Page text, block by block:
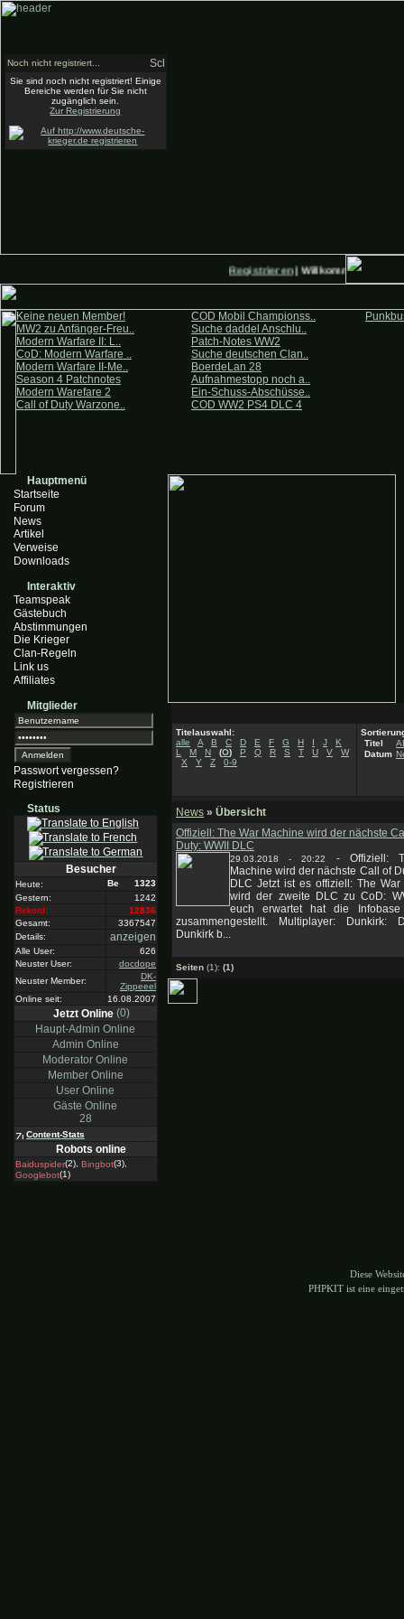
Registrieren| Willkommen auf
Keine neuen Member!
MW2 zu Anfänger-Freu..
Modern Warfare II: L..
CoD: Modern Warfare ..
Modern Warfare II-Me..
Season 4 Patchnotes
Modern Warefare 2
Call of Duty Warzone..
COD Mobil Championss..
Suche daddel Anschlu..
Patch-Notes WW2
Suche deutschen Clan..
BoerdeLan 28
Aufnahmestopp noch a..
Ein-Schuss-Abschüsse..
COD WW2 PS4 DLC 4
Hauptmenü
Startseite
Forum
News
Artikel
Verweise
Downloads
Interaktiv
Teamspeak
Gästebuch
Abstimmungen
Die Krieger
Clan-Regeln
Link us
Affiliates
Mitglieder
Passwort vergessen?
Registrieren
Status
Besucher
Heute:
1323
Gestern:
1242
Rekord:
12836
Gesamt:
3367547
Details:
anzeigen
Alle User:
626
Neuster User:
docdope
Neuster Member:
DK-
Zippeeel
Online seit:
16.08.2007
Jetzt Online (0)
Haupt-Admin Online
Admin Online
Moderator Online
Member Online
User Online
Gäste Online
28
Content-Stats
Robots online
Baiduspider(2), Bingbot(3),
Googlebot(1)
Titelauswahl:
alle
A B C D E F G H I J
K
L
M N (O) P Q R S T U V
W
X
Y Z 0-9
Titel
Datum
News » Übersicht
Offiziell: The War Machine wird der nächste
Duty: WWII DLC
29.03.2018 - 20:22 - Offiziell:
Machine wird der nächste Call of
DLC Jetzt ist es offiziell: The War
wird der zweite DLC zu CoD:
euch erwartet hat die
zusammengestellt. Multiplayer: Dunkirk:
Dunkirk b...
Seiten (1): (1)
Noch nicht registriert...
Sie sind noch nicht registriert! Einige
Bereiche werden für Sie nicht
zugänglich sein.
Zur Registrierung
Diese
PHPKIT ist eine